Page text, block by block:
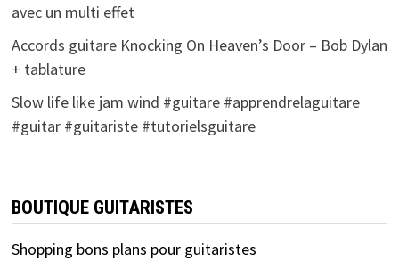
avec un multi effet
Accords guitare Knocking On Heaven’s Door – Bob Dylan
+ tablature
Slow life like jam wind #guitare #apprendrelaguitare
#guitar #guitariste #tutorielsguitare
BOUTIQUE GUITARISTES
Shopping bons plans pour guitaristes